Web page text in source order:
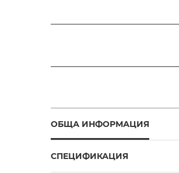
ОБЩА ИНФОРМАЦИЯ
СПЕЦИФИКАЦИЯ